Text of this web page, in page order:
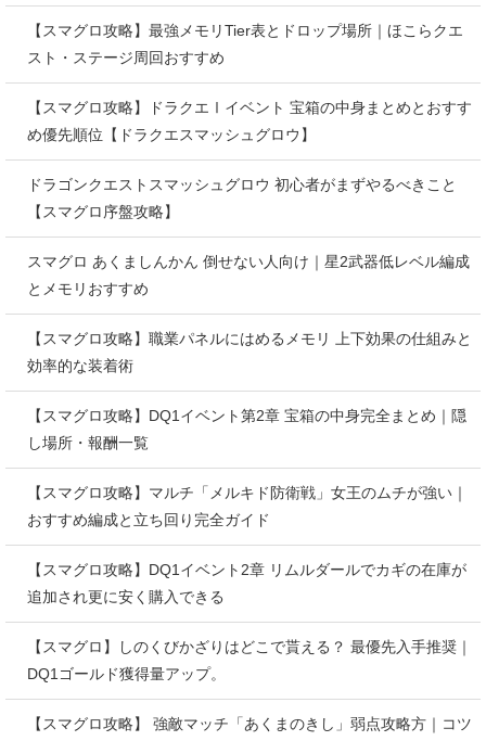
【スマグロ攻略】最強メモリTier表とドロップ場所｜ほこらクエ
スト・ステージ周回おすすめ
【スマグロ攻略】ドラクエⅠイベント 宝箱の中身まとめとおすす
め優先順位【ドラクエスマッシュグロウ】
ドラゴンクエストスマッシュグロウ 初心者がまずやるべきこと
【スマグロ序盤攻略】
スマグロ あくましんかん 倒せない人向け｜星2武器低レベル編成
とメモリおすすめ
【スマグロ攻略】職業パネルにはめるメモリ 上下効果の仕組みと
効率的な装着術
【スマグロ攻略】DQ1イベント第2章 宝箱の中身完全まとめ｜隠
し場所・報酬一覧
【スマグロ攻略】マルチ「メルキド防衛戦」女王のムチが強い｜
おすすめ編成と立ち回り完全ガイド
【スマグロ攻略】DQ1イベント2章 リムルダールでカギの在庫が
追加され更に安く購入できる
【スマグロ】しのくびかざりはどこで貰える？ 最優先入手推奨｜
DQ1ゴールド獲得量アップ。
【スマグロ攻略】 強敵マッチ「あくまのきし」弱点攻略方｜コツ